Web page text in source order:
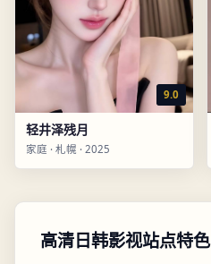
9.0
轻井泽残月
家庭 · 札幌 · 2025
高清日韩影视站点特色